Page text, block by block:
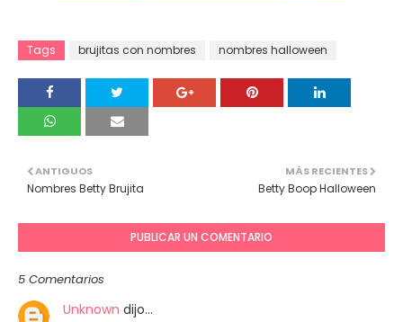
Tags brujitas con nombres nombres halloween
MÁS RECIENTES
Betty Boop Halloween
ANTIGUOS
Nombres Betty Brujita
PUBLICAR UN COMENTARIO
5 Comentarios
Unknown dijo…